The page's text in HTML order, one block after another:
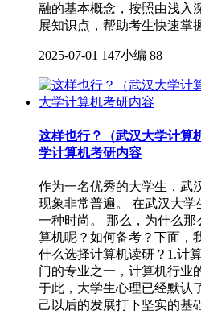
融的基本概念，按照由浅入
展知识点，帮助考生快速掌
2025-07-01 147小编 88
这样也行？（武汉大学计算
学计算机考研内容
作为一名优秀的大学生，武
现象非常普遍。 在武汉大
一种时尚。 那么，为什么
算机呢？如何备考？下面，
什么选择计算机读研？1.计
门的专业之一，计算机行业
于此，大学生心理已经默认
己以后的发展打下坚实的基